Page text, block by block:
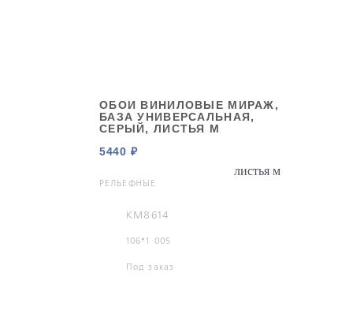
ОБОИ ВИНИЛОВЫЕ МИРАЖ,
БАЗА УНИВЕРСАЛЬНАЯ,
СЕРЫЙ, ЛИСТЬЯ М
5440 ₽
РЕЛЬЕФНЫЕ
KM8614
106*1 005
Под заказ